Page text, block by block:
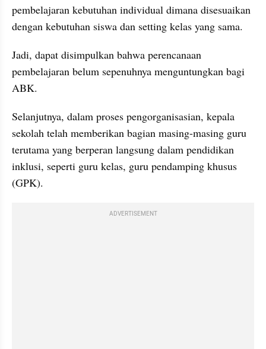
pembelajaran kebutuhan individual dimana disesuaikan
dengan kebutuhan siswa dan setting kelas yang sama.
Jadi, dapat disimpulkan bahwa perencanaan
pembelajaran belum sepenuhnya menguntungkan bagi
ABK.
Selanjutnya, dalam proses pengorganisasian, kepala
sekolah telah memberikan bagian masing-masing guru
terutama yang berperan langsung dalam pendidikan
inklusi, seperti guru kelas, guru pendamping khusus
(GPK).
ADVERTISEMENT